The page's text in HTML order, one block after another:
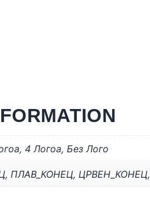
, 4 Логоa, Без Лого
, ПЛАВ_КОНЕЦ, ЦРВЕН_КОНЕЦ,